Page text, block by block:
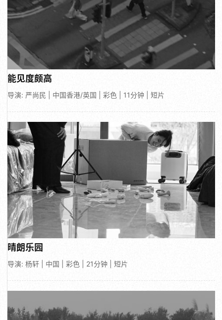
能见度颇高
导演: 严尚民 | 中国香港/英国 | 彩色 | 11分钟 | 短片
晴朗乐园
导演: 杨轩 | 中国 | 彩色 | 21分钟 | 短片